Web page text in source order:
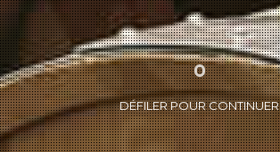
DÉFILER POUR CONTINUER